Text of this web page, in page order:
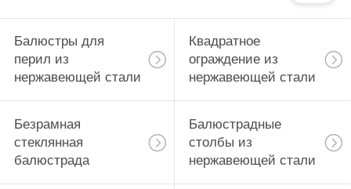
Балюстры для
перил из
нержавеющей стали
Квадратное
ограждение из
нержавеющей стали
Безрамная
стеклянная
балюстрада
Балюстрадные
столбы из
нержавеющей стали